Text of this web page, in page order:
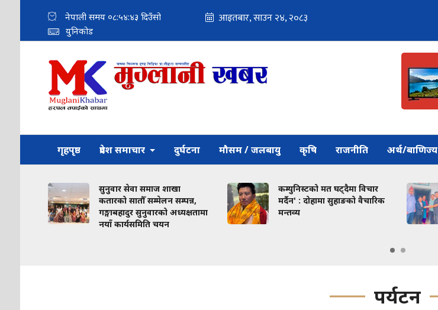
नेपाली समय ०८:५४:४५ दिउँसो
युनिकोड
गृहपृष्ठ प्रदेश समाचार दुर्घटना मौसम / जलबायु कृषि राजनीति अर्थ/बाणिज्य
सुनुवार सेवा समाज शाखा
कतारको सातौँ सम्मेलन सम्पन्न,
गङ्गाबहादुर सुनुवारको अध्यक्षतामा
नयाँ कार्यसमिति चयन
कम्युनिस्टको मत घट्दैमा विचार
मर्दैन' : दोहामा सुहाङको वैचारिक
मन्तव्य
पर्यटन